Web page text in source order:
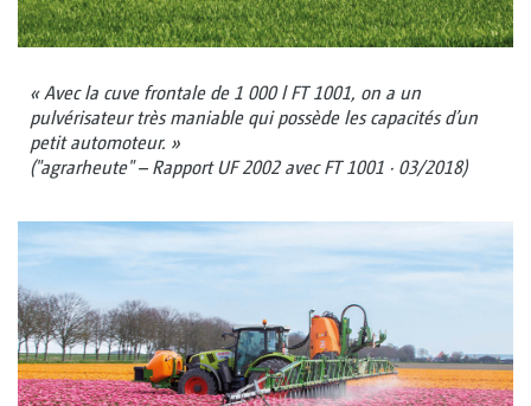
« Avec la cuve frontale de 1 000 l FT 1001, on a un
pulvérisateur très maniable qui possède les capacités d’un
petit automoteur. »
("agrarheute" – Rapport UF 2002 avec FT 1001 · 03/2018)